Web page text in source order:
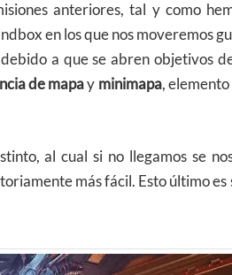
anteriores, tal y como
en los que nos moveremos
a que se abren objetivos
de mapay minimapa,
al cual si no llegamos se
más fácil. Esto último es